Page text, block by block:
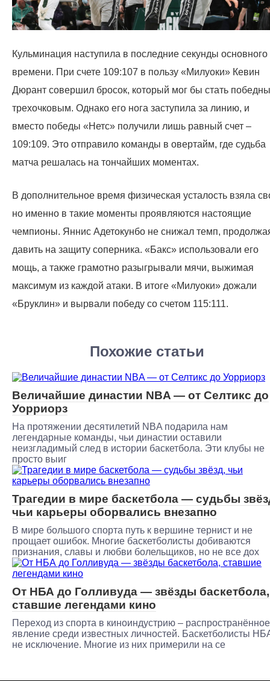
Кульминация наступила в последние секунды основного
времени. При счете 109:107 в пользу «Милуоки» Кевин
Дюрант совершил бросок, который мог бы стать
трехочковым. Однако его нога заступила за линию, и
вместо победы «Нетс» получили лишь равный счет –
109:109. Это отправило команды в овертайм, где судьба
матча решалась на тончайших моментах.
В дополнительное время физическая усталость взяла
но именно в такие моменты проявляются настоящие
чемпионы. Яннис Адетокунбо не снижал темп,
давить на защиту соперника. «Бакс» использовали его
мощь, а также грамотно разыгрывали мячи, выжимая
максимум из каждой атаки. В итоге «Милуоки» дожали
«Бруклин» и вырвали победу со счетом 115:111.
Похожие статьи
Величайшие династии NBA — от Селтикс до
Уорриорз
На протяжении десятилетий NBA подарила нам
легендарные команды, чьи династии оставили
неизгладимый след в истории баскетбола. Эти клубы не
просто выиг
Трагедии в мире баскетбола — судьбы
чьи карьеры оборвались внезапно
В мире большого спорта путь к вершине тернист и не
прощает ошибок. Многие баскетболисты добиваются
признания, славы и любви болельщиков, но не все дох
От НБА до Голливуда — звёзды баскетбола,
ставшие легендами кино
Переход из спорта в киноиндустрию – распространённое
явление среди известных личностей. Баскетболисты
не исключение. Многие из них примерили на се